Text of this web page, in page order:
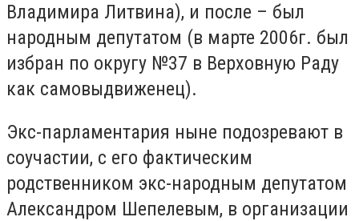
Владимира Литвина), и после – был
народным депутатом (в марте 2006г. был
избран по округу №37 в Верховную Раду
как самовыдвиженец).
Экс-парламентария ныне подозревают в
соучастии, с его фактическим
родственником экс-народным депутатом
Александром Шепелевым, в организации